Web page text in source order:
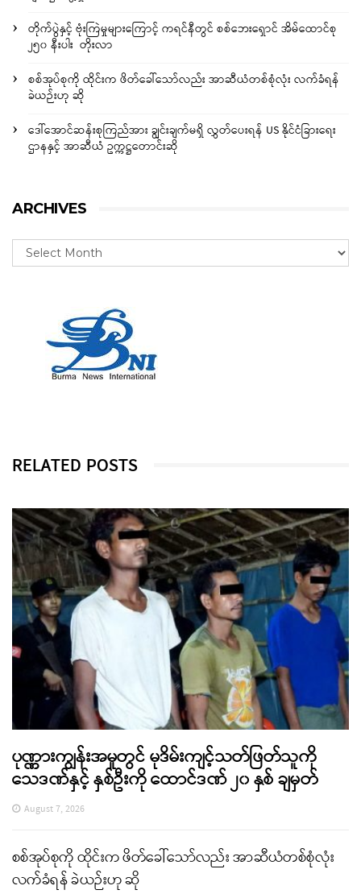
တိုက်ပွဲနှင့် ဗုံးကြဲမှုများကြောင့် ကရင်နီတွင် စစ်ဘေးရှောင် အိမ်ထောင်စု
၂၅၀ နီးပါး တိုးလာ
စစ်အုပ်စုကို ထိုင်းက ဖိတ်ခေါ်သော်လည်း အာဆီယံတစ်စုံလုံး လက်ခံရန်
ခဲယဉ်းဟု ဆို
ဒေါ်အောင်ဆန်းစုကြည်အား ချွင်းချက်မရှိ လွှတ်ပေးရန် US နိုင်ငံခြားရေး
ဌာနနှင့် အာဆီယံ ဥက္ကဋ္ဌတောင်းဆို
ARCHIVES
RELATED POSTS
ပုဏ္ဏားကျွန်းအမှုတွင် မုဒိမ်းကျင့်သတ်ဖြတ်သူကို
သေဒဏ်နှင့် နှစ်ဦးကို ထောင်ဒဏ် ၂၀ နှစ် ချမှတ်
August 7, 2026
စစ်အုပ်စုကို ထိုင်းက ဖိတ်ခေါ်သော်လည်း အာဆီယံတစ်စုံလုံး
လက်ခံရန် ခဲယဉ်းဟု ဆို